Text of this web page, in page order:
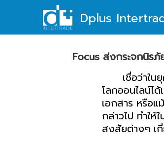
content
Dplus
Focus ส่งกระจกนิร
เชื่อว่าในยุค
โลกออนไลน์ไ
เอกสาร หรือ
กล่าวไป ทำให้
สงสัยต่างๆ เ